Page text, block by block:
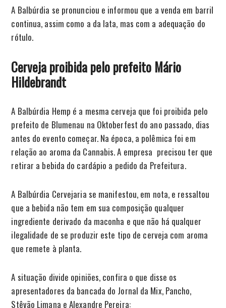
A Balbúrdia se pronunciou e informou que a venda em barril
continua, assim como a da lata, mas com a adequação do
rótulo.
Cerveja proibida pelo prefeito Mário
Hildebrandt
A Balbúrdia Hemp é a mesma cerveja que foi proibida pelo
prefeito de Blumenau na Oktoberfest do ano passado, dias
antes do evento começar. Na época, a polêmica foi em
relação ao aroma da Cannabis. A empresa precisou ter que
retirar a bebida do cardápio a pedido da Prefeitura.
A Balbúrdia Cervejaria se manifestou, em nota, e ressaltou
que a bebida não tem em sua composição qualquer
ingrediente derivado da maconha e que não há qualquer
ilegalidade de se produzir este tipo de cerveja com aroma
que remete à planta.
A situação divide opiniões, confira o que disse os
apresentadores da bancada do Jornal da Mix, Pancho,
Stêvão Limana e Alexandre Pereira: